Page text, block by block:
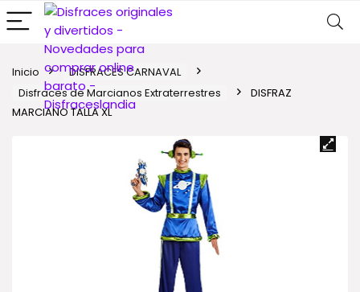
Inicio
DISFRACES CARNAVAL
Disfraces de Marcianos Extraterrestres
DISFRAZ
MARCIANO TALLA XL